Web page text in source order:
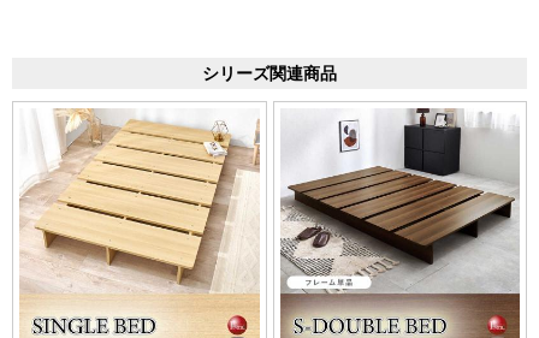
シリーズ関連商品